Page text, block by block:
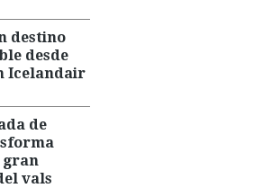
destino
desde
Icelandair
de
gran
vals